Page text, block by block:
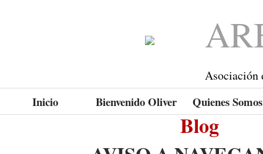
Asociación
Inicio
Bienvenido Oliver Quienes Somos
Blog